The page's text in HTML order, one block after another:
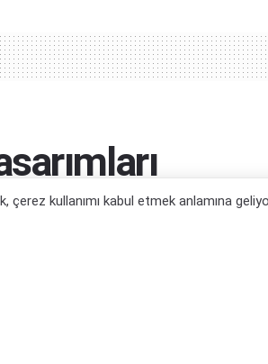
kullanımı kabul etmek anlamına